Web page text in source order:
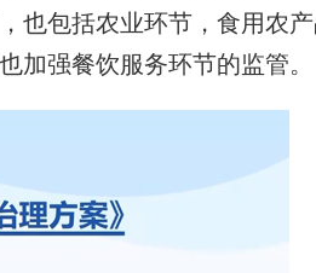
也包括农业环节，食用农
加强餐饮服务环节的监管。